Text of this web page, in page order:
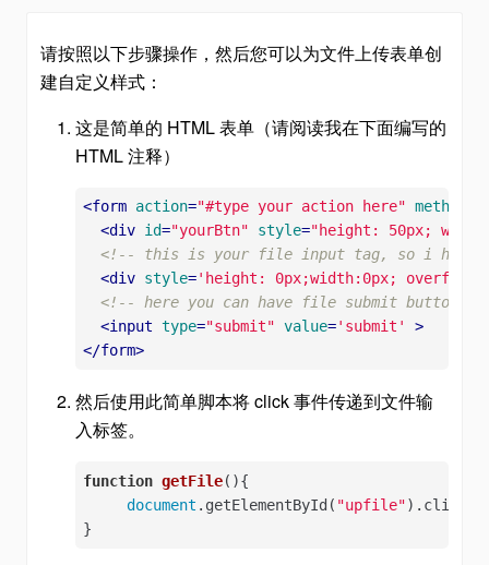
请按照以下步骤操作，然后您可以为文件上传表单创
建自定义样式：
这是简单的 HTML 表单（请阅读我在下面编写的
HTML 注释）
<form action="#type your action here" method
<div id="yourBtn" style="height: 50px;
<!-- this is your file input tag, so i hide
<div style='height: 0px;width:0px;
<!-- here you can have file submit button
<input type="submit" value='submit'
>
</form>
然后使用此简单脚本将 click 事件传递到文件输
入标签。
function getFile( ){
document .getElementById( "upfile"
}